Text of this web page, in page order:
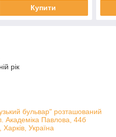
Купити
рік
бульвар" розташований
Академіка Павлова, 44б
Україна